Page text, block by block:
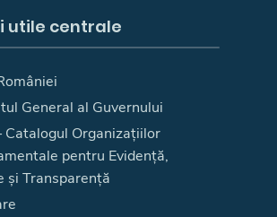
utile centrale
General al Guvernului
Catalogul Organizațiilor
pentru Evidență,
și Transparență